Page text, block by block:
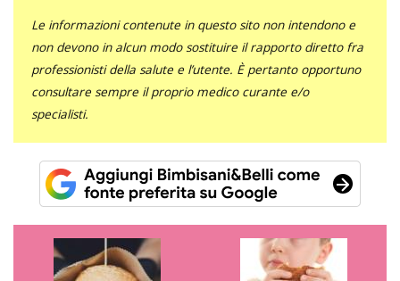
Le informazioni contenute in questo sito non intendono e
non devono in alcun modo sostituire il rapporto diretto fra
professionisti della salute e l’utente. È pertanto opportuno
consultare sempre il proprio medico curante e/o
specialisti.